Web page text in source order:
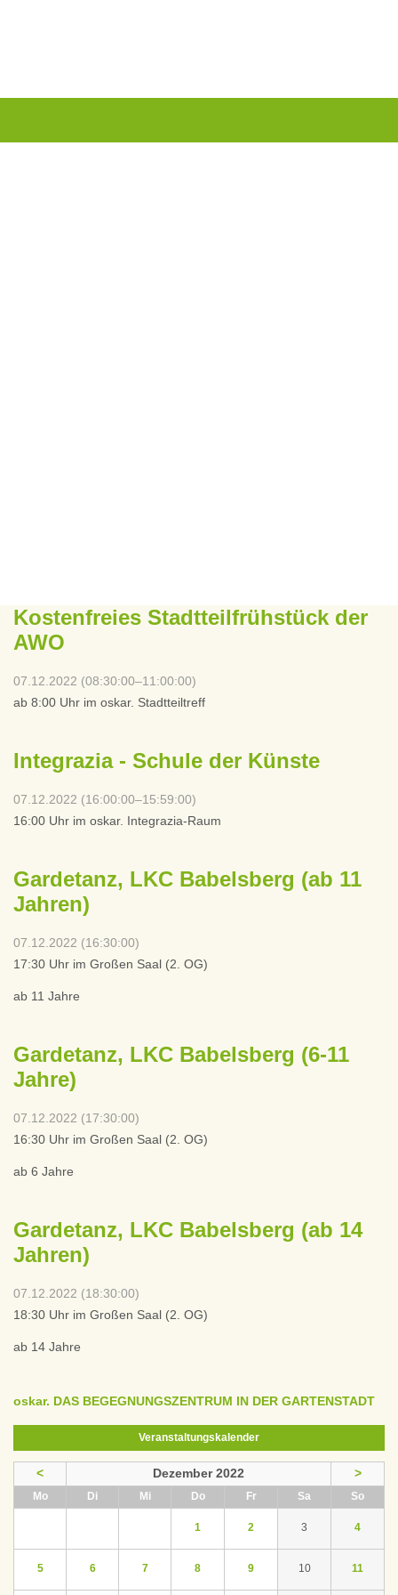
Kostenfreies Stadtteilfrühstück der
AWO
07.12.2022 (08:30:00–11:00:00)
ab 8:00 Uhr im oskar. Stadtteiltreff
Integrazia - Schule der Künste
07.12.2022 (16:00:00–15:59:00)
16:00 Uhr im oskar. Integrazia-Raum
Gardetanz, LKC Babelsberg (ab 11
Jahren)
07.12.2022 (16:30:00)
17:30 Uhr im Großen Saal (2. OG)
ab 11 Jahre
Gardetanz, LKC Babelsberg (6-11
Jahre)
07.12.2022 (17:30:00)
16:30 Uhr im Großen Saal (2. OG)
ab 6 Jahre
Gardetanz, LKC Babelsberg (ab 14
Jahren)
07.12.2022 (18:30:00)
18:30 Uhr im Großen Saal (2. OG)
ab 14 Jahre
oskar. DAS BEGEGNUNGSZENTRUM IN DER GARTENSTADT
Veranstaltungskalender
< Dezember 2022 >
Montag Dienstag Mittwoch DonnerstagFreitag Sa Sonntag
1 2 3 4
5 6 7 8 9 10 11